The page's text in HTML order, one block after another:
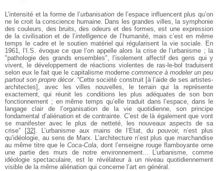
L’intensité et la forme de l’urbanisation de l’espace influencent plus qu’on
ne le croit la conscience humaine. Dans les grandes villes, la symphonie
des couleurs, des bruits, des odeurs et des formes, est une expression
de la civilisation et de l’intelligence de l’humanité, mais c’est en même
temps le cadre et le soutien matériel qui régularisent la vie sociale. En
1961, l’I.S. évoque ce que l’on appelle alors la crise de l’urbanisme ; la
"pathologie des grands ensembles", l’isolement affectif des gens qui y
vivent, le développement de réactions violentes de ras-le-bol traduisent
selon eux le fait que le capitalisme moderne commence à modeler un peu
partout son propre décor. “Cette société construit [à l’aide de ses artistes-
architectes], avec les villes nouvelles, le terrain qui la représente
exactement, qui réunit les conditions les plus adéquates de son bon
fonctionnement ; en même temps qu’elle traduit dans l’espace, dans le
langage clair de l’organisation de la vie quotidienne, son principe
fondamental d’aliénation et de contrainte. C’est de là également que vont
se manifester avec le plus de netteté, les nouveaux aspects de sa
crise” [32] . L’urbanisme aux mains de l’Etat, du pouvoir, n’est plus
qu’idéologie, au sens de Marx. L’architecture n’est plus que marchandise
au même titre que le Coca-Cola , dont l’enseigne rouge flamboyante orne
une partie des murs de notre environnement... L’urbanisme, comme
idéologie spectaculaire, est le révélateur à un niveau quotidiennement
visible de la même aliénation qui concerne l’art en général.